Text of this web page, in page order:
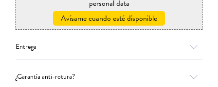
personal data
Avísame cuando esté disponible
Entrega
¿Garantía anti-rotura?